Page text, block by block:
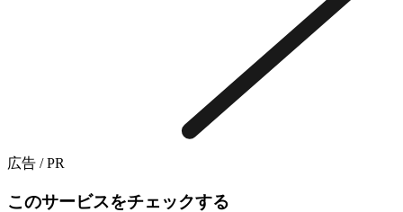
広告 / PR
このサービスをチェックする